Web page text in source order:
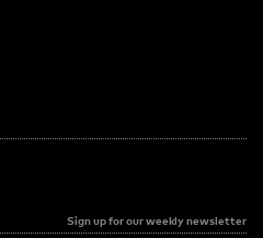
Sign up for our weekly newsletter